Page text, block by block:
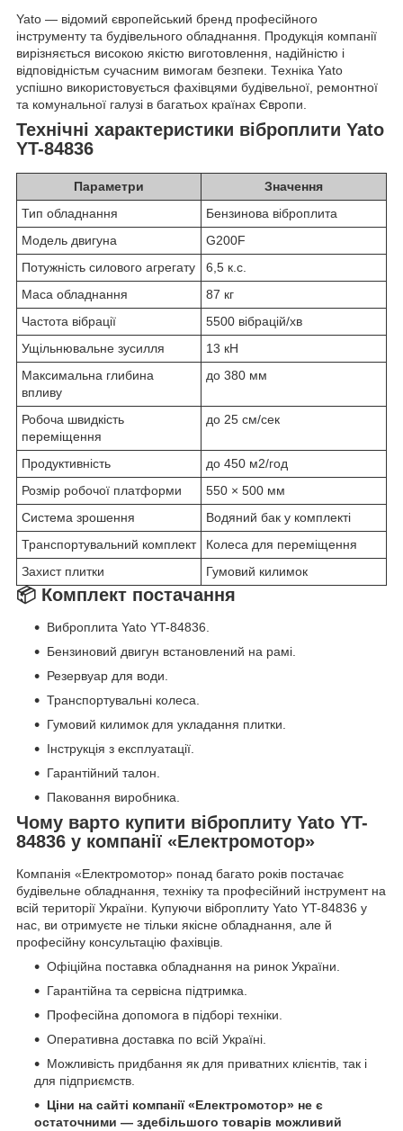
Yato — відомий європейський бренд професійного
інструменту та будівельного обладнання. Продукція компанії
вирізняється високою якістю виготовлення, надійністю і
відповідністьм сучасним вимогам безпеки. Техніка Yato
успішно використовується фахівцями будівельної, ремонтної
та комунальної галузі в багатьох країнах Європи.
Технічні характеристики віброплити Yato
YT-84836
Параметри
Значення
Тип обладнання
Бензинова віброплита
Модель двигуна
G200F
Потужність силового агрегату
6,5 к.с.
Маса обладнання
87 кг
Частота вібрації
5500 вібрацій/хв
Ущільнювальне зусилля
13 кН
Максимальна глибина
впливу
до 380 мм
Робоча швидкість
переміщення
до 25 см/сек
Продуктивність
до 450 м2/год
Розмір робочої платформи
550 × 500 мм
Система зрошення
Водяний бак у комплекті
Транспортувальний комплект
Колеса для переміщення
Захист плитки
Гумовий килимок
📦 Комплект постачання
Виброплита Yato YT-84836.
Бензиновий двигун встановлений на рамі.
Резервуар для води.
Транспортувальні колеса.
Гумовий килимок для укладання плитки.
Інструкція з експлуатації.
Гарантійний талон.
Паковання виробника.
Чому варто купити віброплиту Yato YT-
84836 у компанії «Електромотор»
Компанія «Електромотор» понад багато років постачає
будівельне обладнання, техніку та професійний інструмент на
всій території України. Купуючи віброплиту Yato YT-84836 у
нас, ви отримуєте не тільки якісне обладнання, але й
професійну консультацію фахівців.
Офіційна поставка обладнання на ринок України.
Гарантійна та сервісна підтримка.
Професійна допомога в підборі техніки.
Оперативна доставка по всій Україні.
Можливість придбання як для приватних клієнтів, так і
для підприємств.
Ціни на сайті компанії «Електромотор» не є
остаточними — здебільшого товарів можливий